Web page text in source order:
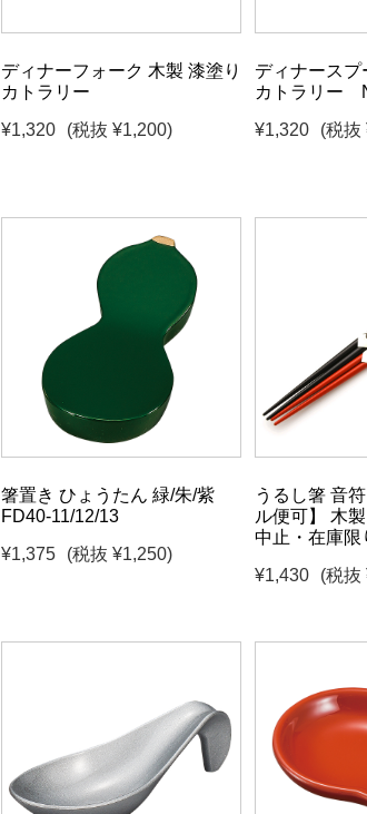
ディナーフォーク 木製 漆塗り
カトラリー
¥1,320
(税抜 ¥1,200)
ディナースプ
カトラリー
¥1,320
(税抜
箸置き ひょうたん 緑/朱/紫
FD40-11/12/13
¥1,375
(税抜 ¥1,250)
うるし箸 音
ル便可】 木
中止・在庫限
¥1,430
(税抜